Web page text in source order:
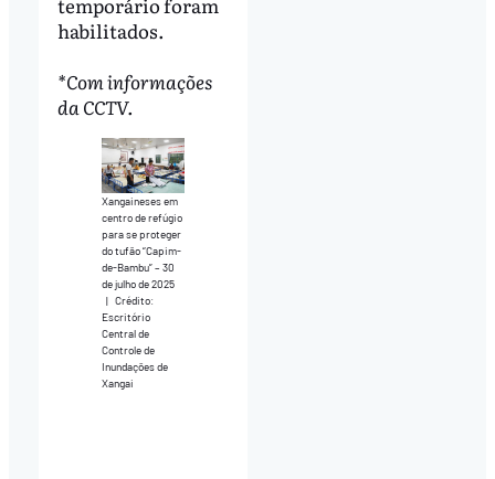
habilitados.
*Com informações
da CCTV.
Xangaineses em
centro de refúgio
para se proteger
do tufão “Capim-
de-Bambu” – 30
de julho de 2025
| Crédito:
Escritório
Central de
Controle de
Inundações de
Xangai